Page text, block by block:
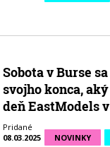
Sobota v Burse
svojho konca,
deň EastModels
Pridané
08.03.2025
NOVINKY